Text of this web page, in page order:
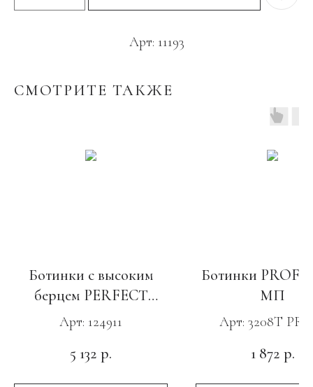
Арт: 11193
СМОТРИТЕ ТАКЖЕ
Ботинки с высоким
берцем PERFECT
PROTECTION, ПУ-
Нитрил, КП с МС
Арт: 124911
5 132 р.
Ботинки
МП
Арт: 3208Т
1 872 р.